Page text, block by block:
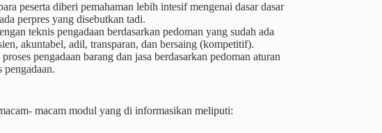
peserta diberi pemahaman lebih intesif mengenai dasar dasar
perpres yang disebutkan tadi.
teknis pengadaan berdasarkan pedoman yang sudah ada
akuntabel, adil, transparan, dan bersaing (kompetitif).
pengadaan barang dan jasa berdasarkan pedoman aturan
pengadaan.
macam modul yang di informasikan meliputi: